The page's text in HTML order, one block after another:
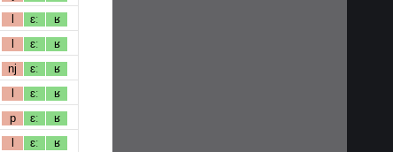
l ɛː ʁ
l ɛː ʁ
nj ɛː ʁ
l ɛː ʁ
p ɛː ʁ
l ɛː ʁ